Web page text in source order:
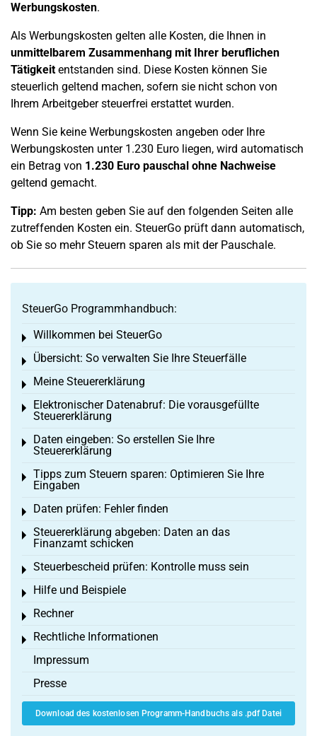
Werbungskosten.
Als Werbungskosten gelten alle Kosten, die Ihnen in
unmittelbarem Zusammenhang mit Ihrer beruflichen
Tätigkeitentstanden sind. Diese Kosten können Sie
steuerlich geltend machen, sofern sie nicht schon von
Ihrem Arbeitgeber steuerfrei erstattet wurden.
Wenn Sie keine Werbungskosten angeben oder Ihre
Werbungskosten unter 1.230 Euro liegen, wird automatisch
ein Betrag von 1.230 Euro pauschal ohne Nachweise
geltend gemacht.
Tipp: Am besten geben Sie auf den folgenden Seiten alle
zutreffenden Kosten ein. SteuerGo prüft dann automatisch,
ob Sie so mehr Steuern sparen als mit der Pauschale.
SteuerGo Programmhandbuch:
Willkommen bei SteuerGo
Toggle menu
Übersicht: So verwalten Sie Ihre Steuerfälle
Toggle menu
Meine Steuererklärung
Toggle menu
Elektronischer Datenabruf: Die vorausgefüllte
Steuererklärung
Toggle menu
Daten eingeben: So erstellen Sie Ihre
Steuererklärung
Toggle menu
Tipps zum Steuern sparen: Optimieren Sie Ihre
Eingaben
Toggle menu
Daten prüfen: Fehler finden
Toggle menu
Steuererklärung abgeben: Daten an das
Finanzamt schicken
Toggle menu
Steuerbescheid prüfen: Kontrolle muss sein
Toggle menu
Hilfe und Beispiele
Toggle menu
Rechner
Toggle menu
Rechtliche Informationen
Toggle menu
Impressum
Presse
Download des kostenlosen Programm-Handbuchs als .pdf Datei